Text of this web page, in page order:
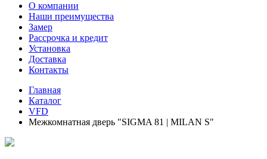
О компании
Наши преимущества
Замер
Рассрочка и кредит
Установка
Доставка
Контакты
Главная
Каталог
VFD
Межкомнатная дверь "SIGMA 81 | MILAN S"